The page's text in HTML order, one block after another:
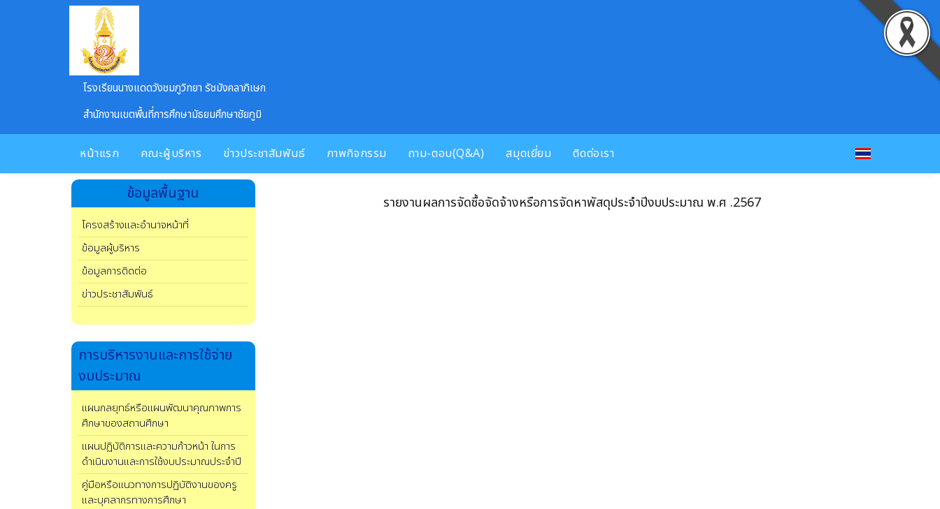
Skip to main content
โรงเรียนนางแดดวังชมภูวิทยา รัชมังคลาภิเษก
สำนักงานเขตพื้นที่การศึกษามัธยมศึกษาชัยภูมิ
หน้าแรก คณะผู้บริหาร ข่าวประชาสัมพันธ์ ภาพกิจกรรม ถาม-ตอบ(Q&A) สมุดเยี่ยม ติดต่อเรา
ข้อมูลพื้นฐาน
โครงสร้างและอำนาจหน้าที่
ข้อมูลผู้บริหาร
ข้อมูลการติดต่อ
ข่าวประชาสัมพันธ์
การบริหารงานและการใช้จ่าย
งบประมาณ
แผนกลยุทธ์หรือแผนพัฒนาคุณภาพการ
ศึกษาของสถานศึกษา
แผนปฏิบัติการและความก้าวหน้า ในการ
ดำเนินงานและการใช้งบประมาณประจำปี
คู่มือหรือแนวทางการปฏิบัติงานของครู
และบุคลากรทางการศึกษา
รายงานผลการจัดซื้อจัดจ้างหรือการจัดหาพัสดุประจำปีงบประมาณ พ.ศ .2567